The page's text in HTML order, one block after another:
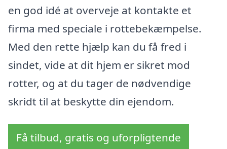
en god idé at overveje at kontakte et
firma med speciale i rottebekæmpelse.
Med den rette hjælp kan du få fred i
sindet, vide at dit hjem er sikret mod
rotter, og at du tager de nødvendige
skridt til at beskytte din ejendom.
Få tilbud, gratis og uforpligtende